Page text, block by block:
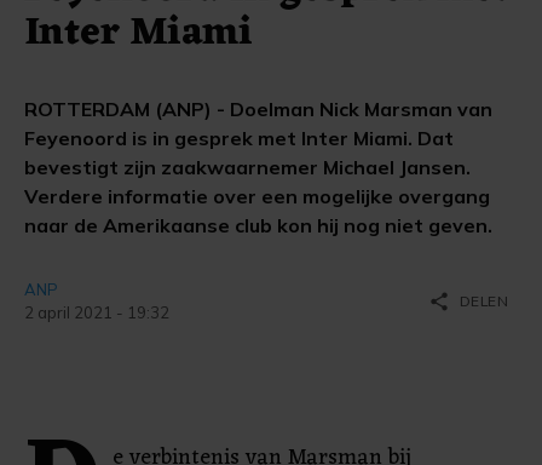
Inter Miami
ROTTERDAM (ANP) - Doelman Nick Marsman van
Feyenoord is in gesprek met Inter Miami. Dat
bevestigt zijn zaakwaarnemer Michael Jansen.
Verdere informatie over een mogelijke overgang
naar de Amerikaanse club kon hij nog niet geven.
ANP
2 april 2021 - 19:32
share DELEN